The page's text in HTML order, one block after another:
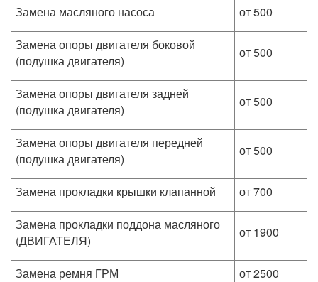
Замена масляного насоса
от 500
Замена опоры двигателя боковой
(подушка двигателя)
от 500
Замена опоры двигателя задней
(подушка двигателя)
от 500
Замена опоры двигателя передней
(подушка двигателя)
от 500
Замена прокладки крышки клапанной
от 700
Замена прокладки поддона масляного
(ДВИГАТЕЛЯ)
от 1900
Замена ремня ГРМ
от 2500